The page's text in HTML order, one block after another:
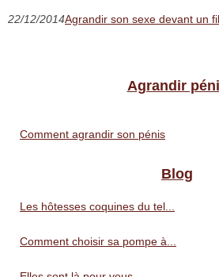
22/12/2014Agrandir son sexe devant un
Agrandir
Comment agrandir son pénis
Blog
Les hôtesses coquines du tel...
Comment choisir sa pompe à...